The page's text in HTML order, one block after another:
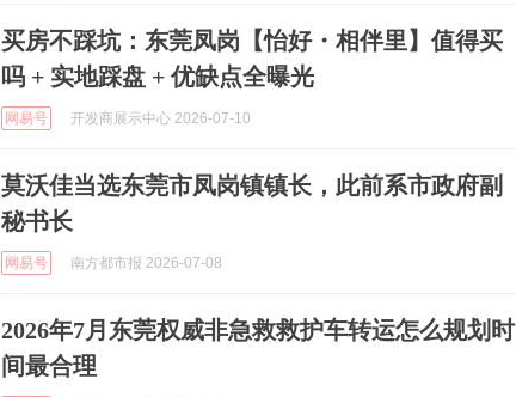
买房不踩坑：东莞凤岗【怡好・相伴里】值得买
吗 + 实地踩盘 + 优缺点全曝光
网易号 开发商展示中心 2026-07-10
莫沃佳当选东莞市凤岗镇镇长，此前系市政府副
秘书长
网易号 南方都市报 2026-07-08
2026年7月东莞权威非急救救护车转运怎么规划时
间最合理